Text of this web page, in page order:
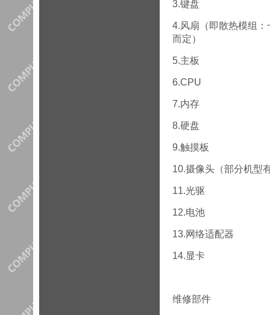
3.键盘
4.风扇（即散热模组
而定）
5.主板
6.CPU
7.内存
8.硬盘
9.触摸板
10.摄像头（部分机型
11.光驱
12.电池
13.网络适配器
14.显卡
维修部件